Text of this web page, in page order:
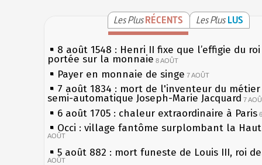
Les PlusRÉCENTS Les Plus LUS
8 août 1548 : Henri II fixe que l’effigie du
portée sur la monnaie 8 AOÛT
Payer en monnaie de singe 7 AOÛT
7 août 1834 : mort de l'inventeur du
semi-automatique Joseph-Marie Jacquard 7
6 août 1705 : chaleur extraordinaire à Paris
Occi : village fantôme surplombant la
AOÛT
5 août 882 : mort funeste de Louis III, roi